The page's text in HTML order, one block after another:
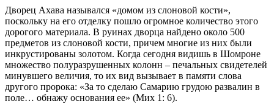
Дворец Ахава назывался «домом из слоновой кости»,
поскольку на его отделку пошло огромное количество этого
дорогого материала. В руинах дворца найдено около 500
предметов из слоновой кости, причем многие из них были
инкрустированы золотом. Когда сегодня видишь в Шомроне
множество полуразрушенных колонн – печальных свидетелей
минувшего величия, то их вид вызывает в памяти слова
другого пророка: «За то сделаю Самарию грудою развалин в
поле… обнажу основания ее» (Мих 1: 6).